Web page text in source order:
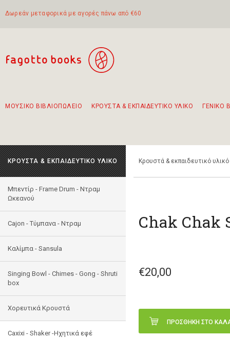
Δωρεάν μεταφορικά με αγορές πάνω από €60
ΜΟΥΣΙΚΟ ΒΙΒΛΙΟΠΩΛΕΙΟ ΚΡΟΥΣΤΑ & ΕΚΠΑΙΔΕΥΤΙΚΟ ΥΛΙΚΟ ΓΕΝΙΚΟ
ΚΡΟΥΣΤΑ & ΕΚΠΑΙΔΕΥΤΙΚΟ ΥΛΙΚΟ
Μπεντίρ - Frame Drum - Ντραμ
Ωκεανού
Cajon - Τύμπανα - Ντραμ
Καλίμπα - Sansula
Singing Bowl - Chimes - Gong - Shruti
box
Χορευτικά Κρουστά
Caxixi - Shaker -Ηχητικά εφέ
Κρουστά & εκπαιδευτικό υλικό
Chak Chak
€20,00
ΠΡΟΣΘΗΚΗ ΣΤΟ